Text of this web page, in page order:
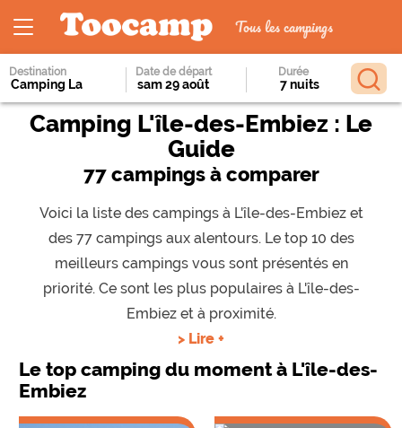
Tous les campings
Destination Date de départ Durée
Camping L'île-des-Embiez : Le
Guide
77 campings à comparer
Voici la liste des campings à L'île-des-Embiez et
des 77 campings aux alentours. Le top 10 des
meilleurs campings vous sont présentés en
priorité. Ce sont les plus populaires à L'île-des-
Embiez et à proximité.
> Lire +
Le top camping du moment à L'île-des-
Embiez